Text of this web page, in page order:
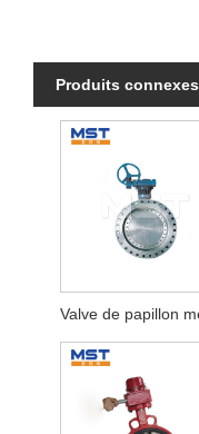
Produits connexes